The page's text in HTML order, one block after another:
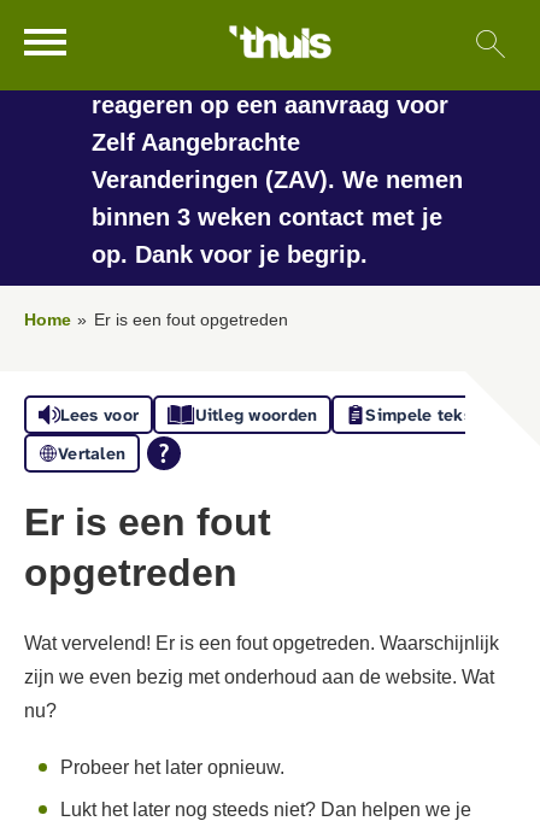
Naar hoofdinhoud
Naar hoofdnavigatiemenu
Naar zoeken
Naar de homepage
Ga naar Hoofd
langer duren voordat we
reageren op een aanvraag voor
Zelf Aangebrachte
Veranderingen (ZAV). We nemen
binnen 3 weken contact met je
op. Dank voor je begrip.
Home Er is een fout opgetreden
Lees voor Uitleg woorden
Simpele tekst
Vertalen
Er is een fout
opgetreden
Wat vervelend! Er is een fout opgetreden. Waarschijnlijk
zijn we even bezig met onderhoud aan de website. Wat
nu?
Probeer het later opnieuw.
Lukt het later nog steeds niet? Dan helpen we je